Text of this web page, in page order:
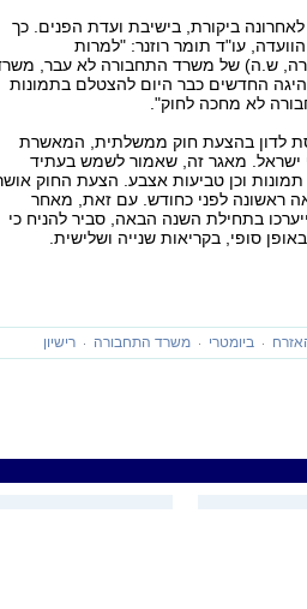
ביקורת, בישיבת ועדת הפנים. כך
עו"ד תומר רוזנר: "למרות
ש.ה) של משרד התחבורה לא עבר,
החדשים כבר היום להצטלם בתמונות
לא מחכה לחוק".
לדון בהצעת חוק ממשלתית, המאשרת
ישראל. מאגר זה, שאמור לשמש בעתיד
תמונות וכן טביעות אצבע. הצעת החוק
ראשונה לפני כחודש. עם זאת, מאחר
בתחילת השנה הבאה, סביר להניח כי
סופי, בקריאות שנייה ושלישית.
ביומטרי משרד התחבורה רישיון